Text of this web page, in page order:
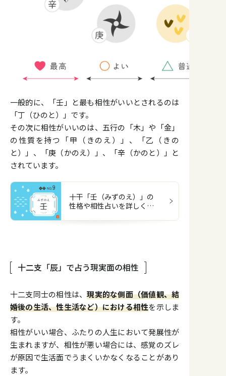
一般的に、「壬」と最も相性がいいとされるのは
「丁（ひのと）」です。
その次に相性がいいのは、五行の「木」や「金」
の性質を持つ「甲（きのえ）」、「乙（きの
と）」、「庚（かのえ）」、「辛（かのと）」と
されています。
十干「壬（みずのえ）」の
性格や相性占いを詳しく解
十二支「辰」で占う現実面の相性
十二支同士の相性は、現実的な側面（価値観、結
婚後の生活、性生活など）における相性を示しま
す。
相性がいい場合、ふたりの人生において発展性が
生まれますが、相性が悪い場合には、感覚のズレ
が原因で生活面でうまくいかなくなることがあり
ます。